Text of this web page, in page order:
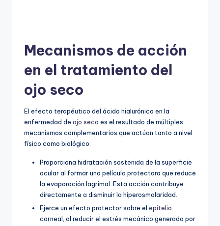
Mecanismos de acción
en el tratamiento del
ojo seco
El efecto terapéutico del ácido hialurónico en la
enfermedad de ojo seco es el resultado de múltiples
mecanismos complementarios que actúan tanto a nivel
físico como biológico.
Proporciona hidratación sostenida de la superficie
ocular al formar una película protectora que reduce
la evaporación lagrimal. Esta acción contribuye
directamente a disminuir la hiperosmolaridad.
Ejerce un efecto protector sobre el epitelio
corneal, al reducir el estrés mecánico generado por